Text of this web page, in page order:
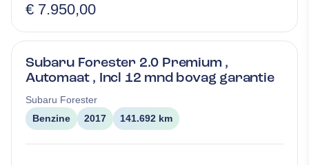
€ 7.950,00
Subaru Forester 2.0 Premium ,
Automaat , Incl 12 mnd bovag garantie
Subaru Forester
Benzine
2017 141.692 km